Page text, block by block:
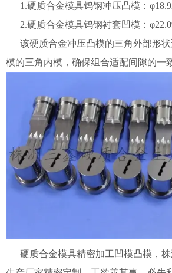
1.硬质合金模具钨钢冲压凸模：
2.硬质合金模具钨钢衬套凹模：
该硬质合金冲压凸模的三角外部形状
模的三角内模，确保组合适配间隙的一
硬质合金模具精密加工凹模凸模，株